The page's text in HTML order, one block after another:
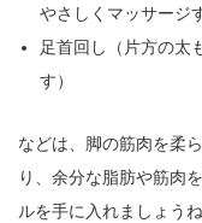
やさしくマッサージ
足首回し（片方の太
す）
などは、脚の筋肉を柔
り、余分な脂肪や筋肉
ルを手に入れましょうね